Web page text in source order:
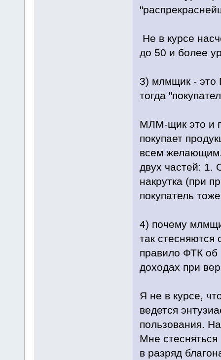
Не в курсе
до 50 и более
3) млмщик -
тогда
МЛМ-щик это и
покупает
всем желающим.
двух частей: 1.
накрутка (при
покупатель
4) почему
так стесняются
правило ФТК об
доходах при
Я не в курсе,
ведется
пользования.
Мне
в разряд